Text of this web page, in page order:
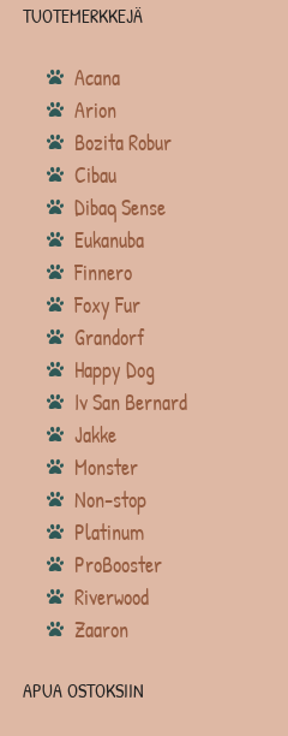
TUOTEMERKKEJÄ
Acana
Arion
Bozita Robur
Cibau
Dibaq Sense
Eukanuba
Finnero
Foxy Fur
Grandorf
Happy Dog
Iv San Bernard
Jakke
Monster
Non-stop
Platinum
ProBooster
Riverwood
Zaaron
APUA OSTOKSIIN